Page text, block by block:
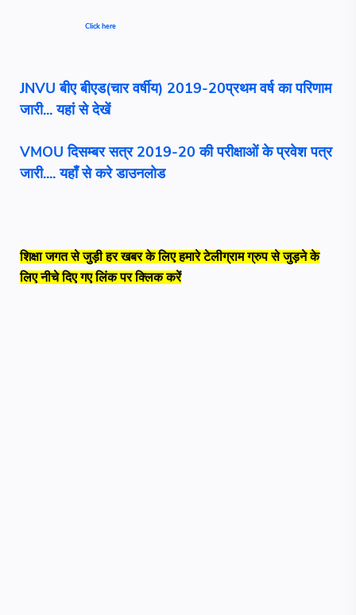
Click here
JNVU बीए बीएड(चार वर्षीय) 2019-20प्रथम वर्ष का परिणाम
जारी... यहां से देखें
VMOU दिसम्बर सत्र 2019-20 की परीक्षाओं के प्रवेश पत्र
जारी.... यहाँ से करे डाउनलोड
शिक्षा जगत से जुड़ी हर खबर के लिए हमारे टेलीग्राम ग्रुप से जुड़ने के
लिए नीचे दिए गए लिंक पर क्लिक करें